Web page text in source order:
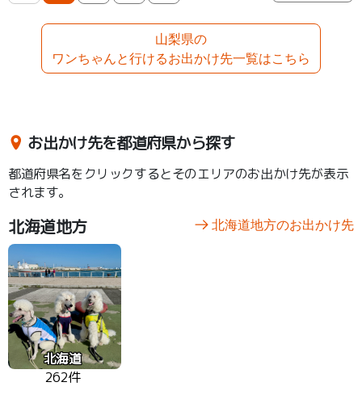
山梨県の
ワンちゃんと行けるお出かけ先一覧はこちら
お出かけ先を都道府県から探す
都道府県名をクリックするとそのエリアのお出かけ先が表示
されます。
北海道地方 北海道地方のお出かけ先
北海道
262件